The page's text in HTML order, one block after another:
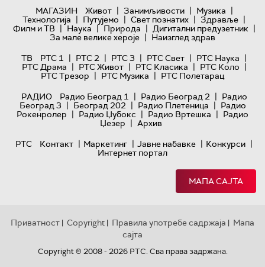
МАГАЗИН
Живот | Занимљивости | Музика |
Технологијa | Путујемо | Свет познатих | Здравље |
Филм и ТВ | Наука | Природа | Дигитални предузетник |
За мале велике хероје | Наизглед здрав
ТВ
РТС 1 | РТС 2 | РТС 3 | РТС Свет | РТС Наука |
РТС Драма | РТС Живот | РТС Класика | РТС Коло |
РТС Трезор | РТС Музика | РТС Полетарац
РАДИО
Радио Београд 1 | Радио Београд 2 | Радио
Београд 3 | Београд 202 | Радио Плетеница | Радио
Рокенролер | Радио Џубокс | Радио Вртешка | Радио
Џезер | Архив
РТС
Контакт | Маркетинг | Јавне набавке | Конкурси |
Интернет портал
МАПА САЈТА
Приватност | Copyright | Правила употребе садржаја | Мапа
сајта
Copyright © 2008 - 2026 РТС. Сва права задржана.